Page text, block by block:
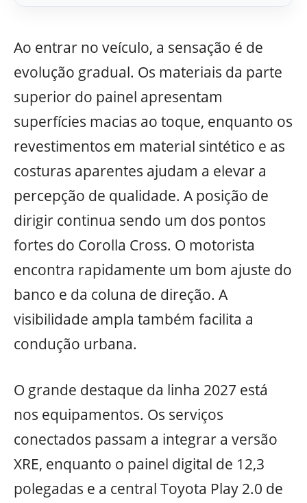
Ao entrar no veículo, a sensação é de
evolução gradual. Os materiais da parte
superior do painel apresentam
superfícies macias ao toque, enquanto os
revestimentos em material sintético e as
costuras aparentes ajudam a elevar a
percepção de qualidade. A posição de
dirigir continua sendo um dos pontos
fortes do Corolla Cross. O motorista
encontra rapidamente um bom ajuste do
banco e da coluna de direção. A
visibilidade ampla também facilita a
condução urbana.
O grande destaque da linha 2027 está
nos equipamentos. Os serviços
conectados passam a integrar a versão
XRE, enquanto o painel digital de 12,3
polegadas e a central Toyota Play 2.0 de